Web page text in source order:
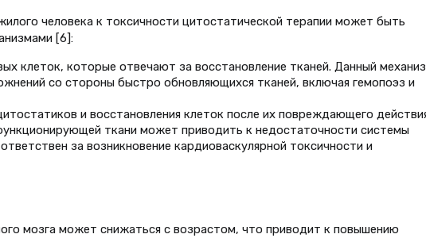
человека к токсичности цитостатической терапии может быть
[6]:
клеток, которые отвечают за восстановление тканей. Данный
со стороны быстро обновляющихся тканей, включая гемопоэз и
и восстановления клеток после их повреждающего
ткани может приводить к недостаточности системы
за возникновение кардиоваскулярной токсичности и
мозга может снижаться с возрастом, что приводит к повышению